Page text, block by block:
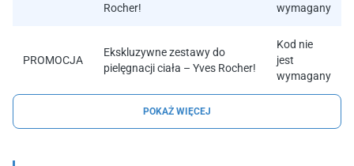
Rocher!
wymagany
PROMOCJA
Ekskluzywne zestawy do
pielęgnacji ciała – Yves Rocher!
Kod nie
jest
wymagany
POKAŻ WIĘCEJ